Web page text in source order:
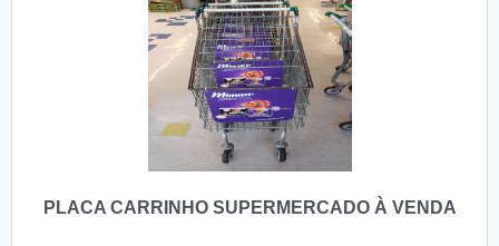
PLACA CARRINHO SUPERMERCADO À VENDA